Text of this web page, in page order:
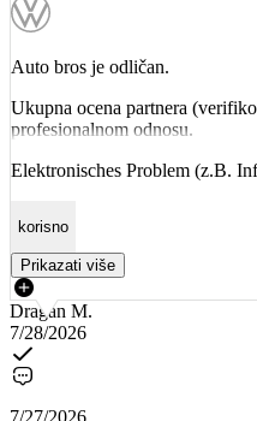
Auto bros je odličan.
Ukupna ocena partnera
profesionalnom odnosu.
Elektronisches Problem (z.B.
korisno
Prikazati više
Dragan M.
7/28/2026